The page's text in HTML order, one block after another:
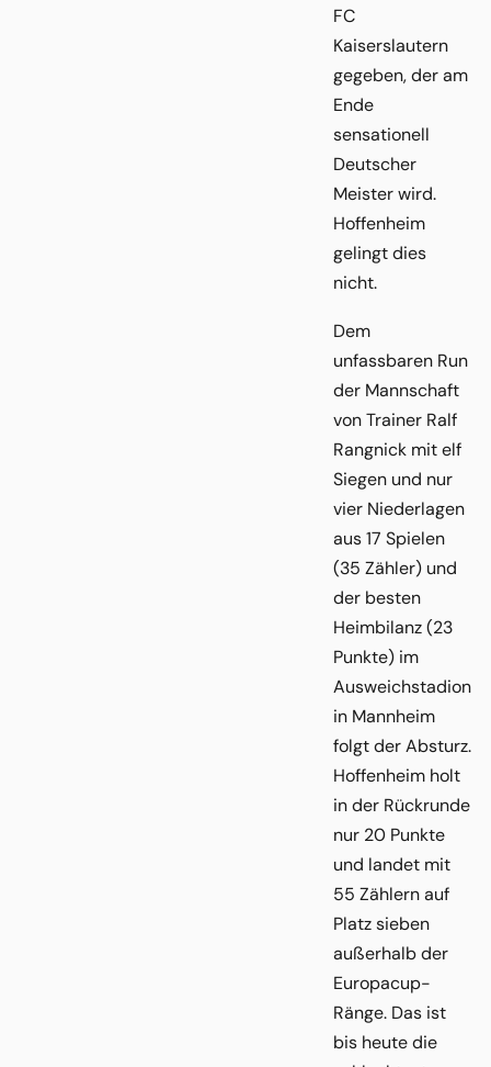
FC
Kaiserslautern
gegeben, der am
Ende
sensationell
Deutscher
Meister wird.
Hoffenheim
gelingt dies
nicht.
Dem
unfassbaren Run
der Mannschaft
von Trainer Ralf
Rangnick mit elf
Siegen und nur
vier Niederlagen
aus 17 Spielen
(35 Zähler) und
der besten
Heimbilanz (23
Punkte) im
Ausweichstadion
in Mannheim
folgt der Absturz.
Hoffenheim holt
in der Rückrunde
nur 20 Punkte
und landet mit
55 Zählern auf
Platz sieben
außerhalb der
Europacup-
Ränge. Das ist
bis heute die